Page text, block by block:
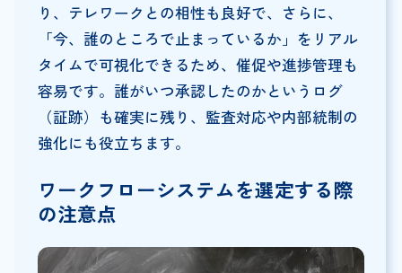
り、テレワークとの相性も良好で、さらに、
「今、誰のところで止まっているか」をリアル
タイムで可視化できるため、催促や進捗管理も
容易です。誰がいつ承認したのかというログ
（証跡）も確実に残り、監査対応や内部統制の
強化にも役立ちます。
ワークフローシステムを選定する際
の注意点